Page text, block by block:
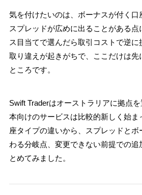
気を付けたいのは、ボーナスが付く口
スプレッドが広めに出ることがある点
ス目当てで選んだら取引コストで逆に
取り違えが起きがちで、ここだけは先
ところです。
Swift Traderはオーストラリアに拠点
本向けのサービスは比較的新しく始ま
座タイプの違いから、スプレッドと
わる分岐点、変更できない前提での追
とめてみました。